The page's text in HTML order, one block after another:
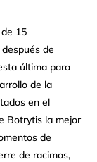
15
de
última para
de la
en el
Botrytis la mejor
de
de racimos,